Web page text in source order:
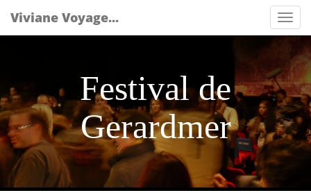
Viviane Voyage...
Festival de
Gerardmer